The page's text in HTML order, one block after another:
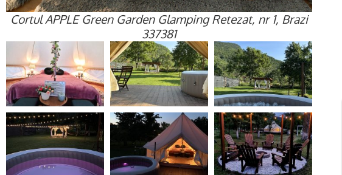
Cortul APPLE Green Garden Glamping Retezat, nr 1, Brazi
337381